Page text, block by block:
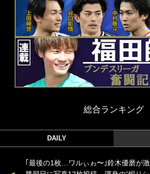
総合ランキング
DAILY
｢最後の1枚…ワルぃゎ〜｣鈴木優磨が激